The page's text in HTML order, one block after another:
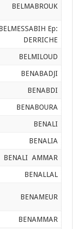
Zeyneb
Hakim
NADJIA
Saliha
Saliha
Amine
Mokhtar
Dalila
INCHIRAH
Amina